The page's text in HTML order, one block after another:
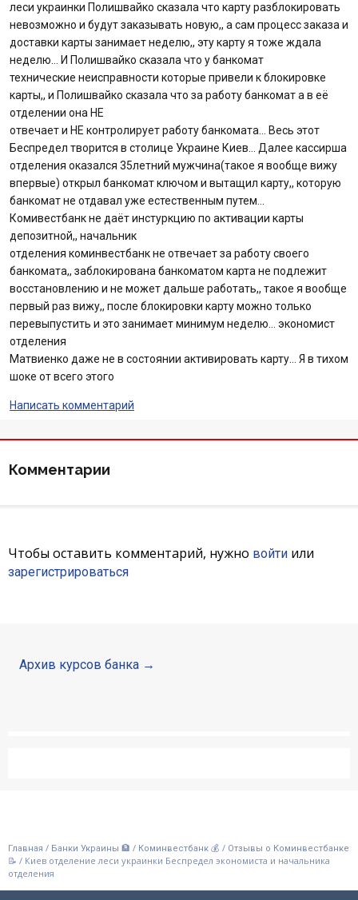
Интернет-банкинг
Банки-партнеры
Счета для бизнеса
леси украинки Полишвайко сказала что карту разблокировать
невозможно и будут заказывать новую,, а сам процесс заказа и
доставки карты занимает неделю,, эту карту я тоже ждала
неделю… И Полишвайко сказала что у банкомат
технические неисправности которые привели к блокировке
карты,, и Полишвайко сказала что за работу банкомат а в её
отделении она НЕ
отвечает и НЕ контролирует работу банкомата… Весь этот
Беспредел творится в столице Украине Киев… Далее кассирша
отделения оказался 35летний мужчина(такое я вообще вижу
впервые) открыл банкомат ключом и вытащил карту,, которую
банкомат не отдавал уже естественным путем…
Комивестбанк не даёт инстуркцию по активации карты
депозитной,, начальник
отделения коминвестбанк не отвечает за работу своего
банкомата,, заблокирована банкоматом карта не подлежит
восстановлению и не может дальше работать,, такое я вообще
первый раз вижу,, после блокировки карту можно только
перевыпустить и это занимает минимум неделю… экономист
отделения
Матвиенко даже не в состоянии активировать карту… Я в тихом
шоке от всего этого
Написать комментарий
Комментарии
Чтобы оставить комментарий, нужно войти или
зарегистрироваться
Архив курсов банка
Главная / Банки Украины 🏦 / Коминвестбанк 💰 / Отзывы о Коминвестбанке
📝 / Киев отделение леси украинки Беспредел экономиста и начальника
отделения